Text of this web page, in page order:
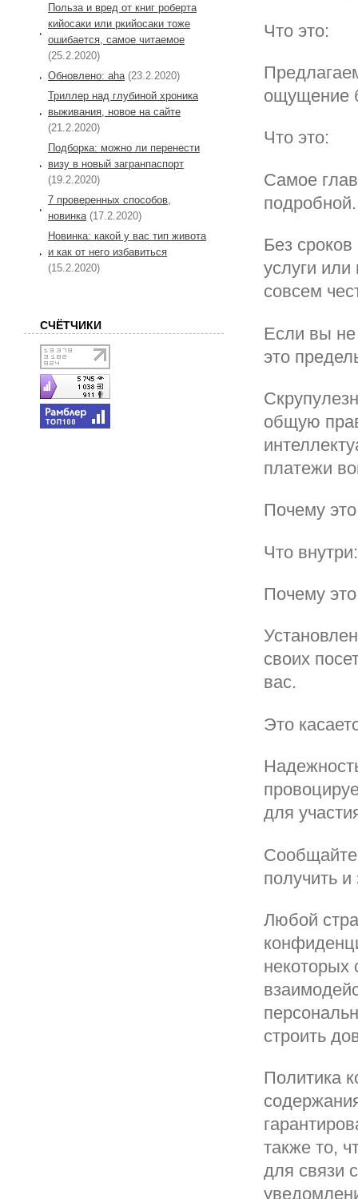
Что это:
ощущение
Что это:
Самое
Без
услуги или
совсем
Если вы не
это
общую
платежи
Почему
Что внутри:
Почему
своих
вас.
Это
для
получить и
Любой
некоторых
строить
Политика
также то,
для связи
Польза и вред от книг роберта
кийосаки или ркийосаки тоже
ошибается, самое читаемое
(25.2.2020)
Обновлено: aha (23.2.2020)
Триллер над глубиной хроника
выживания, новое на сайте
(21.2.2020)
Подборка: можно ли перенести
визу в новый загранпаспорт
(19.2.2020)
7 проверенных способов,
новинка (17.2.2020)
Новинка: какой у вас тип живота
и как от него избавиться
(15.2.2020)
СЧЁТЧИКИ